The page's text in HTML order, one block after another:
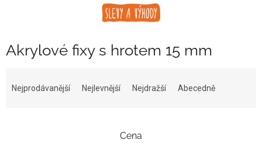
Akrylové fixy s hrotem 15 mm
Nejprodávanější Nejlevnější Nejdražší Abecedně
Cena